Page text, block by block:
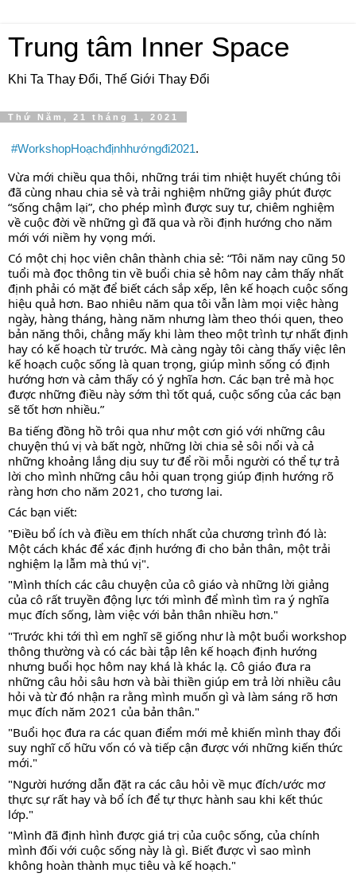
Trung tâm Inner Space
Khi Ta Thay Đổi, Thế Giới Thay Đổi
Thứ Năm, 21 tháng 1, 2021
#WorkshopHoạchđịnhhướngđi2021.
Vừa mới chiều qua thôi, những trái tim nhiệt huyết chúng tôi
đã cùng nhau chia sẻ và trải nghiệm những giây phút được
“sống chậm lại”, cho phép mình được suy tư, chiêm nghiệm
về cuộc đời về những gì đã qua và rồi định hướng cho năm
mới với niềm hy vọng mới.
Có một chị học viên chân thành chia sẻ: “Tôi năm nay cũng 50
tuổi mà đọc thông tin về buổi chia sẻ hôm nay cảm thấy nhất
định phải có mặt để biết cách sắp xếp, lên kế hoạch cuộc sống
hiệu quả hơn. Bao nhiêu năm qua tôi vẫn làm mọi việc hàng
ngày, hàng tháng, hàng năm nhưng làm theo thói quen, theo
bản năng thôi, chẳng mấy khi làm theo một trình tự nhất định
hay có kế hoạch từ trước. Mà càng ngày tôi càng thấy việc lên
kế hoạch cuộc sống là quan trọng, giúp mình sống có định
hướng hơn và cảm thấy có ý nghĩa hơn. Các bạn trẻ mà học
được những điều này sớm thì tốt quá, cuộc sống của các bạn
sẽ tốt hơn nhiều.”
Ba tiếng đồng hồ trôi qua như một cơn gió với những câu
chuyện thú vị và bất ngờ, những lời chia sẻ sôi nổi và cả
những khoảng lắng dịu suy tư để rồi mỗi người có thể tự trả
lời cho mình những câu hỏi quan trọng giúp định hướng rõ
ràng hơn cho năm 2021, cho tương lai.
Các bạn viết:
"Điều bổ ích và điều em thích nhất của chương trình đó là:
Một cách khác để xác định hướng đi cho bản thân, một trải
nghiệm lạ lẫm mà thú vị".
"Mình thích các câu chuyện của cô giáo và những lời giảng
của cô rất truyền động lực tới mình để mình tìm ra ý nghĩa
mục đích sống, làm việc với bản thân nhiều hơn."
"Trước khi tới thì em nghĩ sẽ giống như là một buổi workshop
thông thường và có các bài tập lên kế hoạch định hướng
nhưng buổi học hôm nay khá là khác lạ. Cô giáo đưa ra
những câu hỏi sâu hơn và bài thiền giúp em trả lời nhiều câu
hỏi và từ đó nhận ra rằng mình muốn gì và làm sáng rõ hơn
mục đích năm 2021 của bản thân."
"Buổi học đưa ra các quan điểm mới mẻ khiến mình thay đổi
suy nghĩ cố hữu vốn có và tiếp cận được với những kiến thức
mới."
"Người hướng dẫn đặt ra các câu hỏi về mục đích/ước mơ
thực sự rất hay và bổ ích để tự thực hành sau khi kết thúc
lớp."
"Mình đã định hình được giá trị của cuộc sống, của chính
mình đối với cuộc sống này là gì. Biết được vì sao mình
không hoàn thành mục tiêu và kế hoạch."